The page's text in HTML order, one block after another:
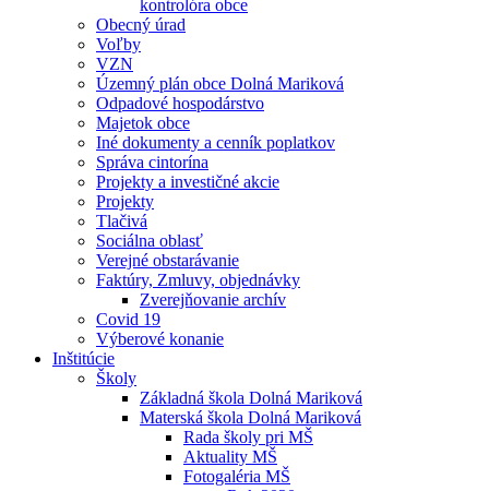
kontrolóra obce
Obecný úrad
Voľby
VZN
Územný plán obce Dolná Mariková
Odpadové hospodárstvo
Majetok obce
Iné dokumenty a cenník poplatkov
Správa cintorína
Projekty a investičné akcie
Projekty
Tlačivá
Sociálna oblasť
Verejné obstarávanie
Faktúry, Zmluvy, objednávky
Zverejňovanie archív
Covid 19
Výberové konanie
Inštitúcie
Školy
Základná škola Dolná Mariková
Materská škola Dolná Mariková
Rada školy pri MŠ
Aktuality MŠ
Fotogaléria MŠ